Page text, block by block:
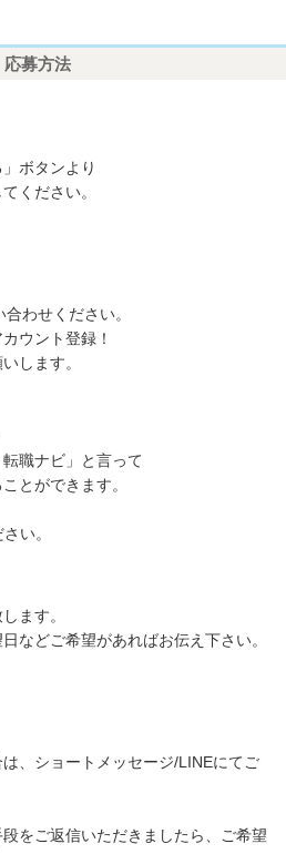
応募方法
ボタンより
ください。
わせください。
ウント登録！
します。
職ナビ」と言って
とができます。
い。
ます。
などご希望があればお伝え下さい。
、ショートメッセージ/LINEにてご
をご返信いただきましたら、ご希望